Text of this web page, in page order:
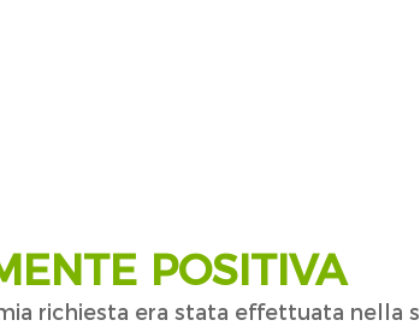
POSITIVA
richiesta era stata effettuata nella